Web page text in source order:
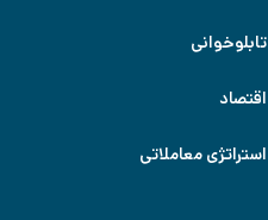
تابلوخوانی
اقتصاد
استراتژی معاملاتی